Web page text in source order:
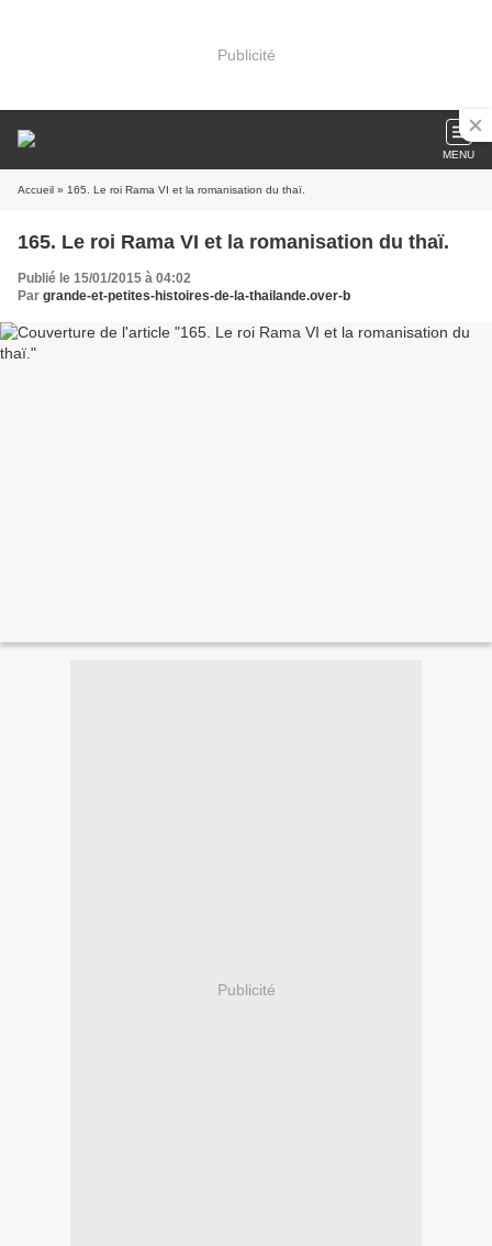
Publicité
MENU
Accueil » 165. Le roi Rama VI et la romanisation du thaï.
165. Le roi Rama VI et la romanisation du thaï.
Publié le 15/01/2015 à 04:02
Par grande-et-petites-histoires-de-la-thailande.over-b
Publicité